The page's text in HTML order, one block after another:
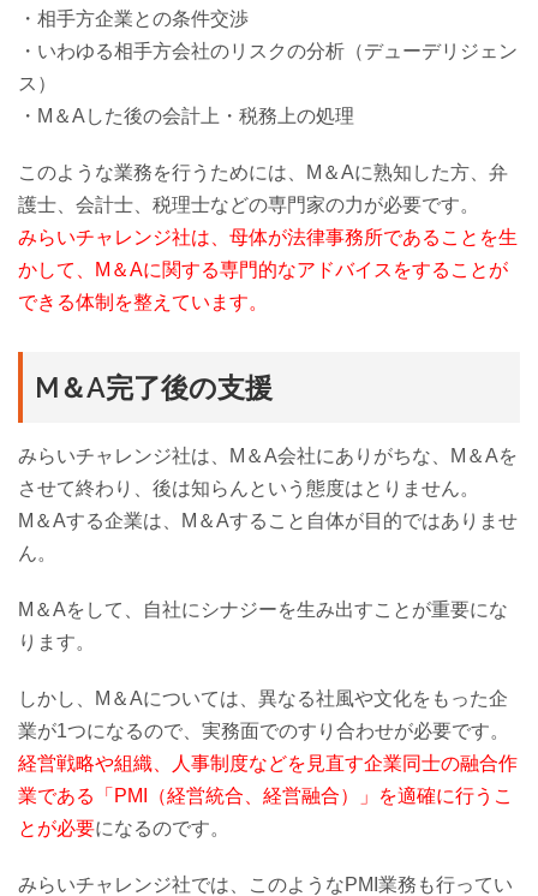
・相手方企業との条件交渉
・いわゆる相手方会社のリスクの分析（デューデリジェン
ス）
・M＆Aした後の会計上・税務上の処理
このような業務を行うためには、M＆Aに熟知した方、弁
護士、会計士、税理士などの専門家の力が必要です。
みらいチャレンジ社は、母体が法律事務所であることを生
かして、M＆Aに関する専門的なアドバイスをすることが
できる体制を整えています。
M＆A完了後の支援
みらいチャレンジ社は、M＆A会社にありがちな、M＆Aを
させて終わり、後は知らんという態度はとりません。
M＆Aする企業は、M＆Aすること自体が目的ではありませ
ん。
M＆Aをして、自社にシナジーを生み出すことが重要にな
ります。
しかし、M＆Aについては、異なる社風や文化をもった企
業が1つになるので、実務面でのすり合わせが必要です。
経営戦略や組織、人事制度などを見直す企業同士の融合作
業である「PMI（経営統合、経営融合）」を適確に行うこ
とが必要になるのです。
みらいチャレンジ社では、このようなPMI業務も行ってい